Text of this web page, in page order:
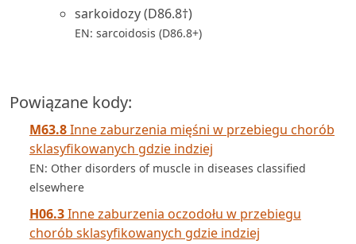
sarkoidozy (D86.8†)
EN: sarcoidosis (D86.8+)
Powiązane kody:
M63.8Inne zaburzenia mięśni w przebiegu chorób
sklasyfikowanych gdzie indziej
EN: Other disorders of muscle in diseases classified
elsewhere
H06.3Inne zaburzenia oczodołu w przebiegu
chorób sklasyfikowanych gdzie indziej